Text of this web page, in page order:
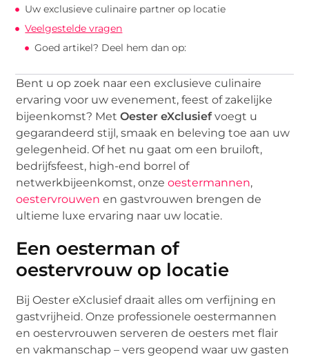
Uw exclusieve culinaire partner op locatie
Veelgestelde vragen
Goed artikel? Deel hem dan op:
Bent u op zoek naar een exclusieve culinaire
ervaring voor uw evenement, feest of zakelijke
bijeenkomst? MetOester eXclusiefvoegt u
gegarandeerd stijl, smaak en beleving toe aan uw
gelegenheid. Of het nu gaat om een bruiloft,
bedrijfsfeest, high-end borrel of
netwerkbijeenkomst, onzeoestermannen,
oestervrouwenen gastvrouwen brengen de
ultieme luxe ervaring naar uw locatie.
Een oesterman of
oestervrouw op locatie
Bij Oester eXclusief draait alles om verfijning en
gastvrijheid. Onze professionele oestermannen
en oestervrouwen serveren de oesters met flair
en vakmanschap – vers geopend waar uw gasten